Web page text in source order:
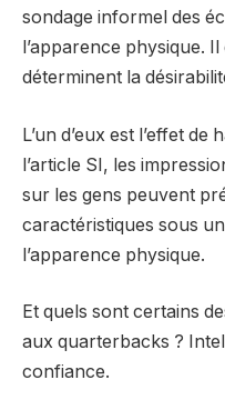
sondage informel des
l’apparence physique.
déterminent la
L’un d’eux est l’effet
l’article SI, les
sur les gens peuvent
caractéristiques sous
l’apparence physique.
Et quels sont certains
aux quarterbacks ?
confiance.